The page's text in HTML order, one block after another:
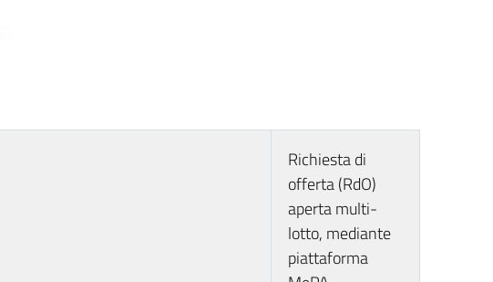
Richiesta di
offerta (RdO)
aperta multi-
lotto, mediante
piattaforma